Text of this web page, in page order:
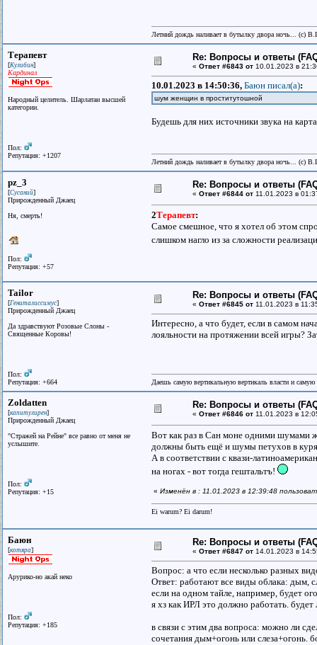
Летний дождь наливает в бутылку двора ночь... (с)
Терапевт
[Кулибин]
Кардинал
Народный целитель. Шарлатан высшей
категории.
Пол:
Репутация: +1207
Re: Вопросы и ответы
« Ответ #6843 от 10.01.2023 в
10.01.2023 в 14:50:36, Баюн писал(a):
шум женщин в проститутошной
Будешь для них источники звука на
Летний дождь наливает в бутылку двора ночь... (с)
pz_3
[Сусаний]
Прирожденный Джаец
Ня, смерть!
Пол:
Репутация: +57
Re: Вопросы и ответы
« Ответ #6844 от 11.01.2023 в
2Терапевт:
Самое смешное, что я хотел об этом
слишком нагло из за сложности
Tailor
[Гениталиссимус]
Прирожденный Джаец
Да здравствуют Розовые Слоны -
Священные Коровы!
Пол:
Репутация: +664
Re: Вопросы и ответы
« Ответ #6845 от 11.01.2023 в
Интересно, а что будет, если в самом
лояльности на протяжении всей игры?
Даешь самую вертикальную вертикаль власти и
Zoldatten
[капитулирен]
Прирожденный Джаец
"Стражей на Рейне" все равно от меня не
услышите.
Пол:
Репутация: +15
Re: Вопросы и ответы
« Ответ #6846 от 11.01.2023 в
Вот как раз в Сан моне одними шумами
должны быть ещё и шумы петухов в
А в соответствии с квази-
на ногах - вот тогда гештальтъ!
« Изменён в : 11.01.2023 в 12:39:48
Ei warum? Ei darum!
Баюн
[котяра]
Арурико-но акай неко
Пол:
Репутация: +185
Re: Вопросы и ответы
« Ответ #6847 от 14.01.2023 в
Вопрос: а что если несколько разных
Ответ: работают все виды облака: дым,
если на одном тайле, например, будет
я хз как ИРЛ это должно работать.
в связи с этим два вопроса: можно ли
сочетания дым+огонь или слеза+огонь.